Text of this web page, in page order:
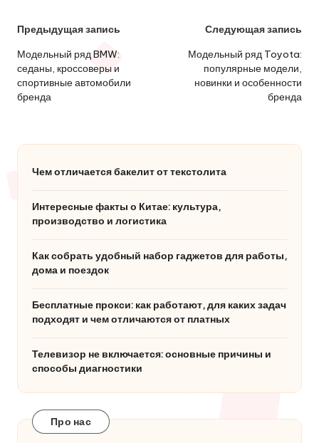
Навигация
по
записям
Предыдущая запись
Модельный ряд BMW:
седаны, кроссоверы и
спортивные автомобили
бренда
Следующая запись
Модельный ряд Toyota:
популярные модели,
новинки и особенности
бренда
Чем отличается бакелит от текстолита
Интересные факты о Китае: культура,
производство и логистика
Как собрать удобный набор гаджетов для работы,
дома и поездок
Бесплатные прокси: как работают, для каких задач
подходят и чем отличаются от платных
Телевизор не включается: основные причины и
способы диагностики
Про нас